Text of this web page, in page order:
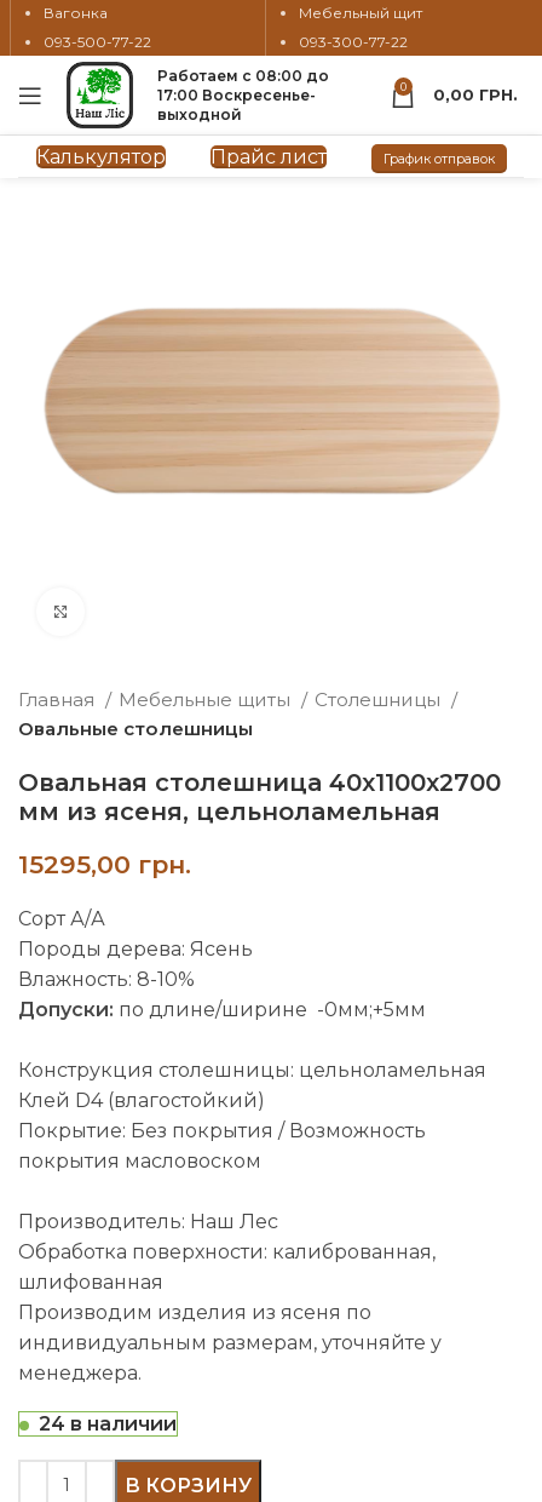
Вагонка
093-500-77-22
Мебельный щит
093-300-77-22
Работаем с 08:00 до
17:00 Воскресенье-
выходной
0 0,00 ГРН.
Калькулятор Прайс лист График отправок
Главная Мебельные щиты
Столешницы
Овальные столешницы
Овальная столешница 40х1100х2700
мм из ясеня, цельноламельная
грн.
Сорт А/А
Породы дерева: Ясень
Влажность: 8-10%
Допуски: по длине/ширине -0мм;+5мм
Конструкция столешницы: цельноламельная
Клей D4 (влагостойкий)
Покрытие: Без покрытия / Возможность
покрытия масловоском
Производитель: Наш Лес
Обработка поверхности: калиброванная,
шлифованная
Производим изделия из ясеня по
индивидуальным размерам, уточняйте у
менеджера.
24 в наличии
В КОРЗИНУ